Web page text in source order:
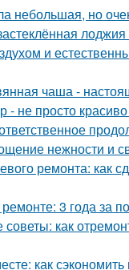
небольшая, но
и
чаша -
- не просто
нежности и
ремонта: как
3 года за
советы: как
как